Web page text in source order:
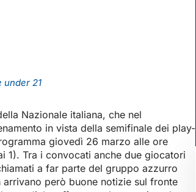
21
Nazionale italiana, che nel
in vista della semifinale dei play-
giovedì 26 marzo alle ore
1). Tra i convocati anche due giocatori
a far parte del gruppo azzurro
però buone notizie sul fronte